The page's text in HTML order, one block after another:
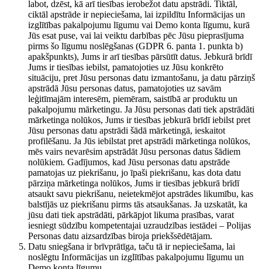
labot, dzēst, kā arī tiesības ierobežot datu apstrādi. Tiktāl,
ciktāl apstrāde ir nepieciešama, lai izpildītu Informācijas un
izglītības pakalpojumu līgumu vai Demo konta līgumu, kurā
Jūs esat puse, vai lai veiktu darbības pēc Jūsu pieprasījuma
pirms šo līgumu noslēgšanas (GDPR 6. panta 1. punkta b)
apakšpunkts), Jums ir arī tiesības pārsūtīt datus. Jebkurā brīdī
Jums ir tiesības iebilst, pamatojoties uz Jūsu konkrēto
situāciju, pret Jūsu personas datu izmantošanu, ja datu pārziņš
apstrādā Jūsu personas datus, pamatojoties uz savām
leģitīmajām interesēm, piemēram, saistībā ar produktu un
pakalpojumu mārketingu. Ja Jūsu personas dati tiek apstrādāti
mārketinga nolūkos, Jums ir tiesības jebkurā brīdī iebilst pret
Jūsu personas datu apstrādi šādā mārketingā, ieskaitot
profilēšanu. Ja Jūs iebilstat pret apstrādi mārketinga nolūkos,
mēs vairs nevarēsim apstrādāt Jūsu personas datus šādiem
nolūkiem. Gadījumos, kad Jūsu personas datu apstrāde
pamatojas uz piekrišanu, jo īpaši piekrišanu, kas dota datu
pārziņa mārketinga nolūkos, Jums ir tiesības jebkurā brīdī
atsaukt savu piekrišanu, neietekmējot apstrādes likumību, kas
balstījās uz piekrišanu pirms tās atsaukšanas. Ja uzskatāt, ka
jūsu dati tiek apstrādāti, pārkāpjot likuma prasības, varat
iesniegt sūdzību kompetentajai uzraudzības iestādei – Polijas
Personas datu aizsardzības biroja priekšsēdētājam.
Datu sniegšana ir brīvprātīga, taču tā ir nepieciešama, lai
noslēgtu Informācijas un izglītības pakalpojumu līgumu un